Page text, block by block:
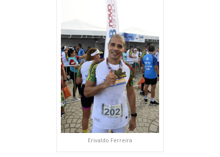
Erivaldo Ferreira